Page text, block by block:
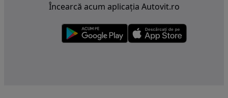
Încearcă acum aplicația Autovit.ro